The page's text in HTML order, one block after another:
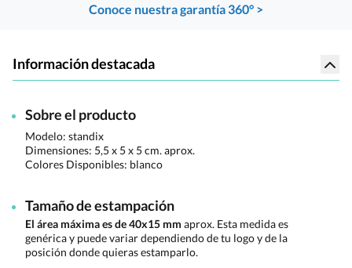
Conoce nuestra garantía 360° >
Información destacada
Sobre el producto
Modelo: standix
Dimensiones: 5,5 x 5 x 5 cm. aprox.
Colores Disponibles: blanco
Tamaño de estampación
El área máxima es de 40x15 mm aprox. Esta medida es
genérica y puede variar dependiendo de tu logo y de la
posición donde quieras estamparlo.